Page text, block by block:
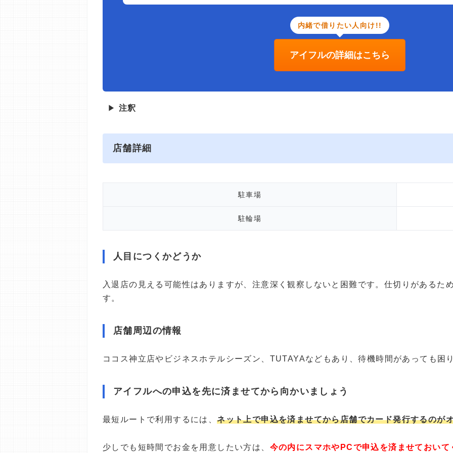
内緒で借りたい人向け!!
アイフルの詳細はこちら
▶ 注釈
店舗詳細
駐車場
駐輪場
人目につくかどうか
入退店の見える可能性はありますが、注意深く観察しないと困難です。仕切りがあるた
す。
店舗周辺の情報
ココス神立店やビジネスホテルシーズン、TUTAYAなどもあり、待機時間があっても困
アイフルへの申込を先に済ませてから向かいましょう
最短ルートで利用するには、ネット上で申込を済ませてから店舗でカード発行するのが
少しでも短時間でお金を用意したい方は、 今の内にスマホやPCで申込を済ませておいて